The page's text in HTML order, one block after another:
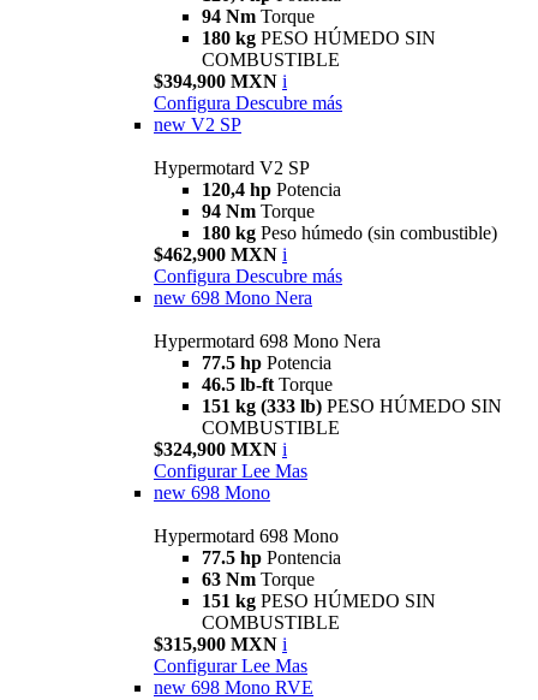
94 Nm Torque
180 kg PESO HÚMEDO SIN
COMBUSTIBLE
$394,900 MXN i
Configura Descubre más
new V2 SP
Hypermotard V2 SP
120,4 hp Potencia
94 Nm Torque
180 kg Peso húmedo (sin combustible)
$462,900 MXN i
Configura Descubre más
new 698 Mono Nera
Hypermotard 698 Mono Nera
77.5 hp Potencia
46.5 lb-ft Torque
151 kg (333 lb) PESO HÚMEDO SIN
COMBUSTIBLE
$324,900 MXN i
Configurar Lee Mas
new 698 Mono
Hypermotard 698 Mono
77.5 hp Pontencia
63 Nm Torque
151 kg PESO HÚMEDO SIN
COMBUSTIBLE
$315,900 MXN i
Configurar Lee Mas
new 698 Mono RVE